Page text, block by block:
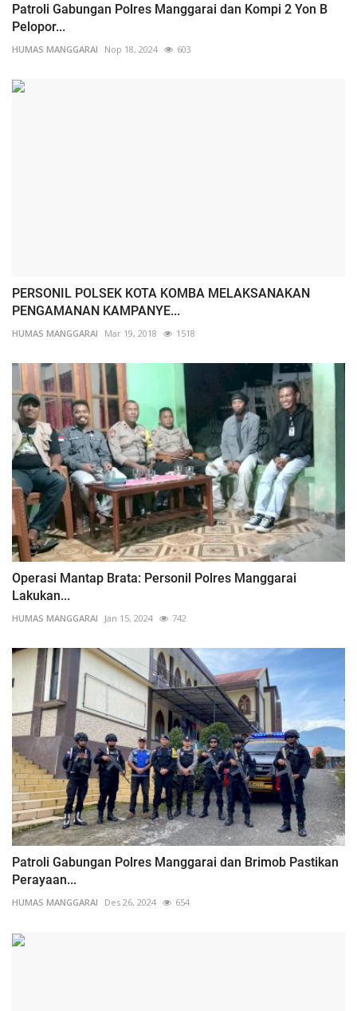
Patroli Gabungan Polres Manggarai dan Kompi 2 Yon B
Pelopor...
HUMAS MANGGARAI Nop 18, 2024 603
PERSONIL POLSEK KOTA KOMBA MELAKSANAKAN
PENGAMANAN KAMPANYE...
HUMAS MANGGARAI Mar 19, 2018 1518
Operasi Mantap Brata: Personil Polres Manggarai
Lakukan...
HUMAS MANGGARAI Jan 15, 2024 742
Patroli Gabungan Polres Manggarai dan Brimob Pastikan
Perayaan...
HUMAS MANGGARAI Des 26, 2024 654